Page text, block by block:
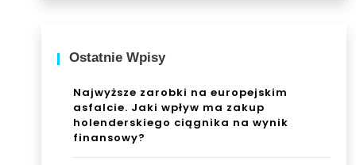
Ostatnie Wpisy
Najwyższe zarobki na europejskim
asfalcie. Jaki wpływ ma zakup
holenderskiego ciągnika na wynik
finansowy?